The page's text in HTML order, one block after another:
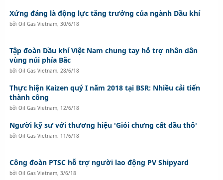
Xứng đáng là động lực tăng trưởng của ngành Dầu khí
bởi Oil Gas Vietnam, 30/6/18
Tập đoàn Dầu khí Việt Nam chung tay hỗ trợ nhân dân
vùng núi phía Bắc
bởi Oil Gas Vietnam, 28/6/18
Thực hiện Kaizen quý I năm 2018 tại BSR: Nhiều cải tiến
thành công
bởi Oil Gas Vietnam, 12/6/18
Người kỹ sư với thương hiệu 'Giỏi chưng cất dầu thô'
bởi Oil Gas Vietnam, 11/6/18
Công đoàn PTSC hỗ trợ người lao động PV Shipyard
bởi Oil Gas Vietnam, 3/6/18